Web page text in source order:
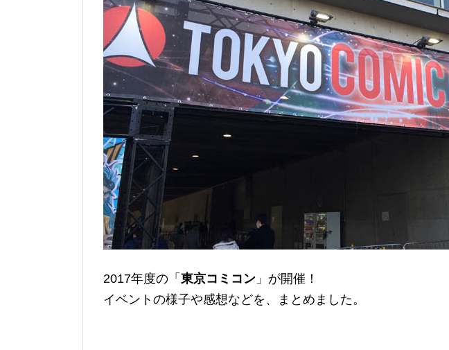
2017年度の「 東京コミコン 」が開催！
イベントの様子や感想などを、まとめました。